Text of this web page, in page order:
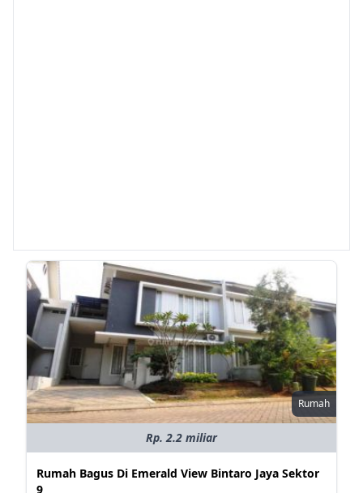
Rumah
Rp. 2.2 miliar
Rumah Bagus Di Emerald View Bintaro Jaya Sektor
9